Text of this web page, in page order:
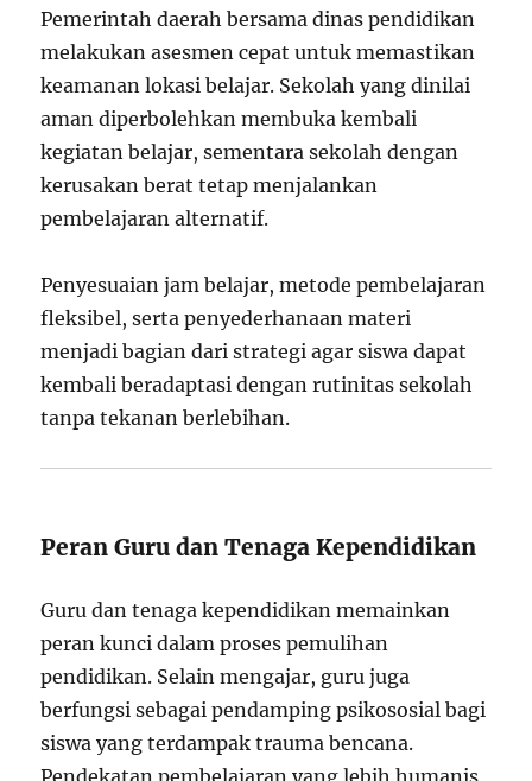
Pemerintah daerah bersama dinas pendidikan
melakukan asesmen cepat untuk memastikan
keamanan lokasi belajar. Sekolah yang dinilai
aman diperbolehkan membuka kembali
kegiatan belajar, sementara sekolah dengan
kerusakan berat tetap menjalankan
pembelajaran alternatif.
Penyesuaian jam belajar, metode pembelajaran
fleksibel, serta penyederhanaan materi
menjadi bagian dari strategi agar siswa dapat
kembali beradaptasi dengan rutinitas sekolah
tanpa tekanan berlebihan.
Peran Guru dan Tenaga Kependidikan
Guru dan tenaga kependidikan memainkan
peran kunci dalam proses pemulihan
pendidikan. Selain mengajar, guru juga
berfungsi sebagai pendamping psikososial bagi
siswa yang terdampak trauma bencana.